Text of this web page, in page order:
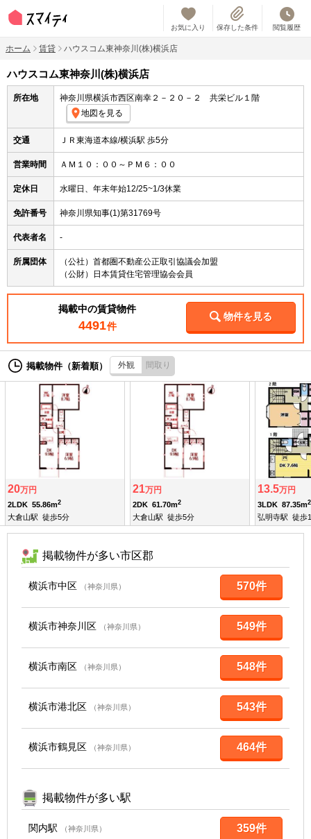
お気に入り 保存した条件 閲覧履歴
ホーム 賃貸 ハウスコム東神奈川(株)横浜店
ハウスコム東神奈川(株)横浜店
所在地
神奈川県横浜市西区南幸２－２０－２ 共栄ビル１階
地図を見る
交通 ＪＲ東海道本線/横浜駅 歩5分
営業時間 ＡＭ１０：００～ＰＭ６：００
定休日 水曜日、年末年始12/25~1/3休業
免許番号 神奈川県知事(1)第31769号
代表者名 -
所属団体
（公社）首都圏不動産公正取引協議会加盟
（公財）日本賃貸住宅管理協会会員
掲載中の賃貸物件
4491件
物件を見る
外観 間取り
掲載物件（新着順）
20万円
2LDK 55.86m2
大倉山駅 徒歩5分
21万円
2DK 61.70m2
大倉山駅 徒歩5分
13.5万円
3LDK 87.35m2
弘明寺駅 徒歩
掲載物件が多い市区郡
横浜市中区 （神奈川県） 570件
横浜市神奈川区 （神奈川県） 549件
横浜市南区 （神奈川県） 548件
横浜市港北区 （神奈川県） 543件
横浜市鶴見区 （神奈川県） 464件
掲載物件が多い駅
関内駅 （神奈川県） 359件